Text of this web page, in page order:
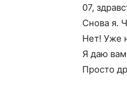
07,
Снова я.
Нет! Уже
Я даю вам
Просто